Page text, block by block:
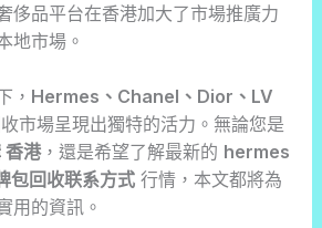
侈品平台在香港加大了市場推廣力
地市場。
， Hermes、Chanel、Dior、LV
市場呈現出獨特的活力。無論您是
香港，還是希望了解最新的 hermes
回收联系方式行情，本文都將為
用的資訊。